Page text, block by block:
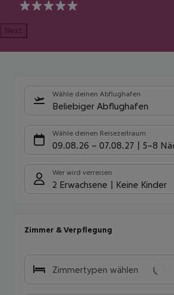
5
Next
Wähle deinen Abflughafen
Beliebiger Abflughafen
Wähle deinen Reisezeitraum
09.08.26 – 07.08.27 5-8
Wer wird verreisen
2 Erwachsene Keine Kinder
Zimmer & Verpflegung
Zimmertypen wählen